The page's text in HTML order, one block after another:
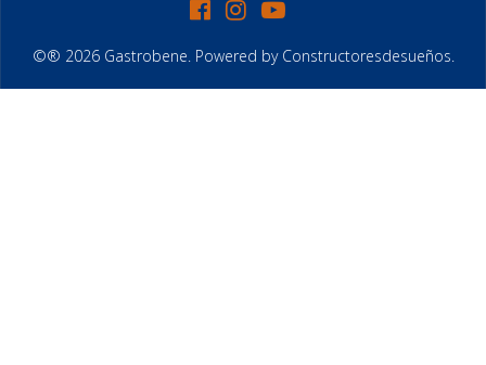
©® 2026 Gastrobene. Powered by Constructoresdesueños.